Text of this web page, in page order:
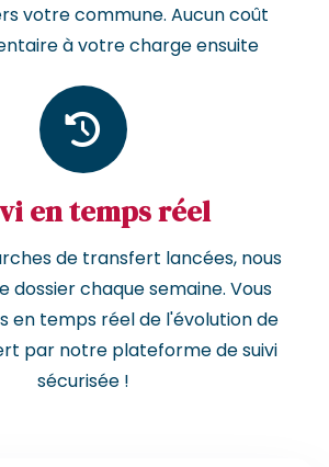
votre commune. Aucun coût
à votre charge ensuite
en temps réel
de transfert lancées, nous
dossier chaque semaine. Vous
en temps réel de l'évolution de
par notre plateforme de suivi
sécurisée !